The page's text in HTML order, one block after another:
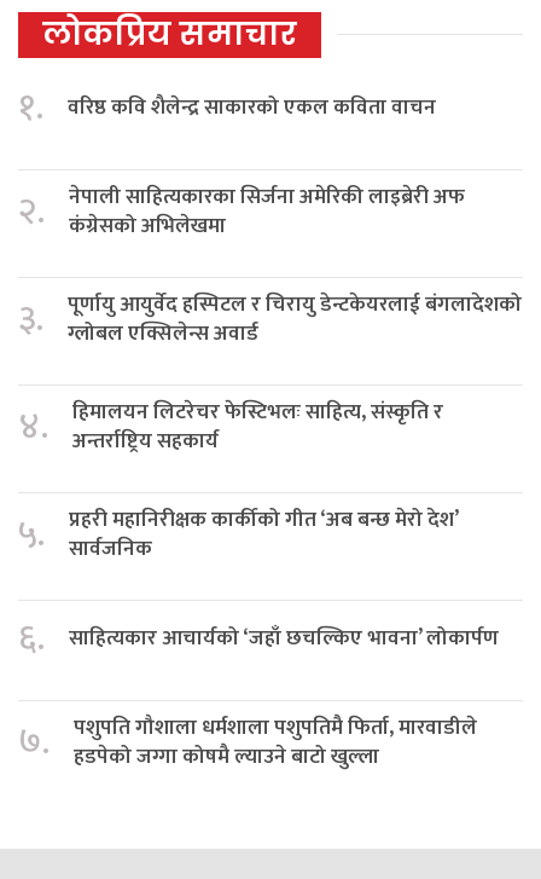
लोकप्रिय समाचार
१. वरिष्ठ कवि शैलेन्द्र साकारको एकल कविता वाचन
२.
नेपाली साहित्यकारका सिर्जना अमेरिकी लाइब्रेरी अफ
कंग्रेसको अभिलेखमा
३.
पूर्णायु आयुर्वेद हस्पिटल र चिरायु डेन्टकेयरलाई बंगलादेशको
ग्लोबल एक्सिलेन्स अवार्ड
४.
हिमालयन लिटरेचर फेस्टिभलः साहित्य, संस्कृति र
अन्तर्राष्ट्रिय सहकार्य
५.
प्रहरी महानिरीक्षक कार्कीको गीत ‘अब बन्छ मेरो देश’
सार्वजनिक
६. साहित्यकार आचार्यको ‘जहाँ छचल्किए भावना’ लोकार्पण
७.
पशुपति गौशाला धर्मशाला पशुपतिमै फिर्ता, मारवाडीले
हडपेको जग्गा कोषमै ल्याउने बाटो खुल्ला